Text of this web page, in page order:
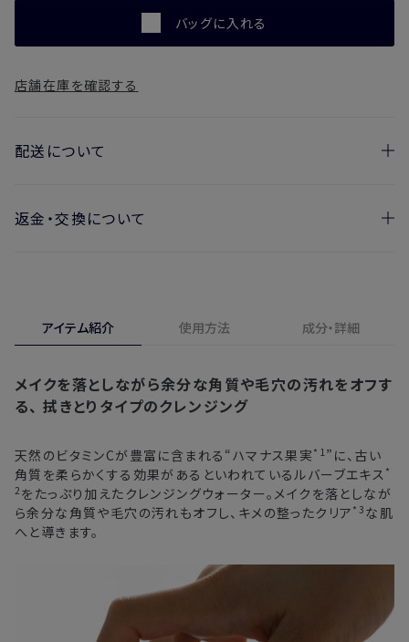
バッグに入れる
店舗在庫を確認する
配送について
お届け日の目安
※新製品（限定製品）は除きます。
※定期販売のお申し込みは、7日後以降の配送となります。
注文後、お届けまでにかかる日数の目安
東北・関東・中部・関西 2〜3日
中国・四国・九州 3〜4日
※以下に該当する場合、上記の日程で発送できない場合がござ
返金・交換について
合、期間内*であれば、返金・交換サービスをご利用いただけ
ます。
※
オンラインストアでご購入の場合、発送完了メールの翌日から10日
間。対象の直営店舗でご購入の場合、購入日の翌日から7日間
アイテム紹介 使用方法 成分・詳細
メイクを落としながら余分な角質や毛穴の汚れをオフす
る、拭きとりタイプのクレンジング
天然のビタミンCが豊富に含まれる“ハマナス果実 *1”に、古い
角質を柔らかくする効果があるといわれているルバーブエキス *
2をたっぷり加えたクレンジングウォーター。メイクを落としなが
ら余分な角質や毛穴の汚れもオフし、キメの整ったクリア *3 な肌
へと導きます。